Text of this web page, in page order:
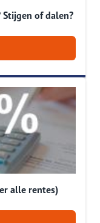
of dalen?
alle rentes)